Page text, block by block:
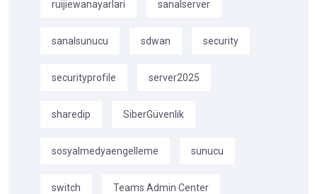
ruijiewanayarlari sanalserver
sanalsunucu sdwan security
securityprofile server2025
sharedip SiberGüvenlik
sosyalmedyaengelleme sunucu
switch Teams Admin Center